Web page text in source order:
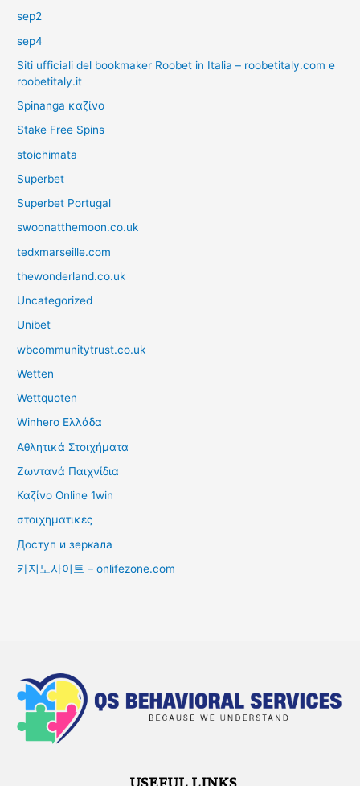
sep2
sep4
Siti ufficiali del bookmaker Roobet in Italia – roobetitaly.com e
roobetitaly.it
Spinanga καζίνο
Stake Free Spins
stoichimata
Superbet
Superbet Portugal
swoonatthemoon.co.uk
tedxmarseille.com
thewonderland.co.uk
Uncategorized
Unibet
wbcommunitytrust.co.uk
Wetten
Wettquoten
Winhero Ελλάδα
Αθλητικά Στοιχήματα
Ζωντανά Παιχνίδια
Καζίνο Online 1win
στοιχηματικες
Доступ и зеркала
카지노사이트 – onlifezone.com
USEFUL LINKS